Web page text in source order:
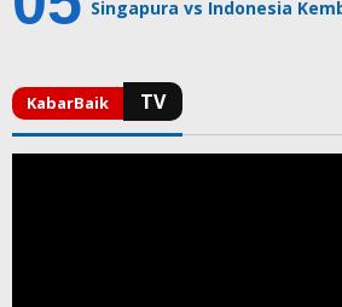
Singapura vs Indonesia